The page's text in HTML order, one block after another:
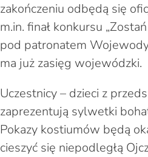
zakończeniu odbędą się
m.in. finał konkursu
pod patronatem
ma już zasięg wojewódzki.
Uczestnicy – dzieci z
zaprezentują sylwetki
Pokazy kostiumów będą
cieszyć się niepodległą